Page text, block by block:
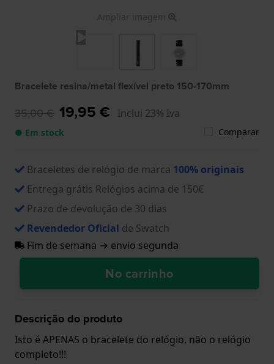
Ampliar imagem
Bracelete resina/metal flexível preto 150-170mm
35,00 € 19,95 € Inclui 23% Iva
● Em stock Comparar
Braceletes de relógio de marca 100% originais
Entrega grátis Relógios acima de 150€
Prazo de devolução de 30 dias
Revendedor Oficial de Swatch
Fim de semana → envio segunda
No carrinho
Descrição do produto
Isto é APENAS o bracelete do relógio, não o relógio
completo!!!